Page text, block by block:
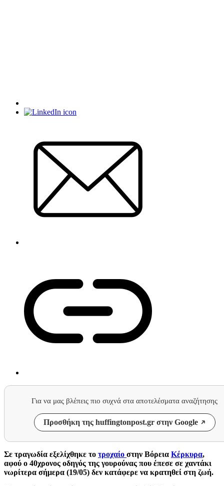
Για να μας βλέπεις πιο συχνά στα αποτελέσματα αναζήτησης
Προσθήκη της huffingtonpost.gr στην Google
Σε τραγωδία εξελίχθηκε το τροχαίο στην Βόρεια Κέρκυρα,
αφού ο 40χρονος οδηγός της γουρούνας που έπεσε σε χαντάκι
νωρίτερα σήμερα (19/05) δεν κατάφερε να κρατηθεί στη ζωή.